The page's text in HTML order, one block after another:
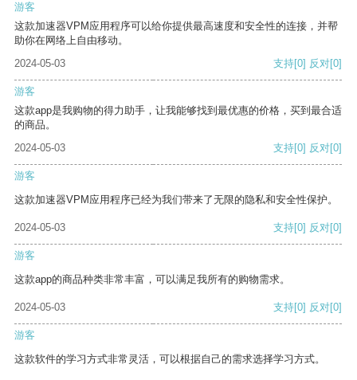
游客
这款加速器VPM应用程序可以给你提供最高速度和安全性的连接，并帮
助你在网络上自由移动。
2024-05-03
支持[0] 反对[0]
游客
这款app是我购物的得力助手，让我能够找到最优惠的价格，买到最合适
的商品。
2024-05-03
支持[0] 反对[0]
游客
这款加速器VPM应用程序已经为我们带来了无限的隐私和安全性保护。
2024-05-03 支持[0] 反对[0]
游客
这款app的商品种类非常丰富，可以满足我所有的购物需求。
2024-05-03 支持[0] 反对[0]
游客
这款软件的学习方式非常灵活，可以根据自己的需求选择学习方式。